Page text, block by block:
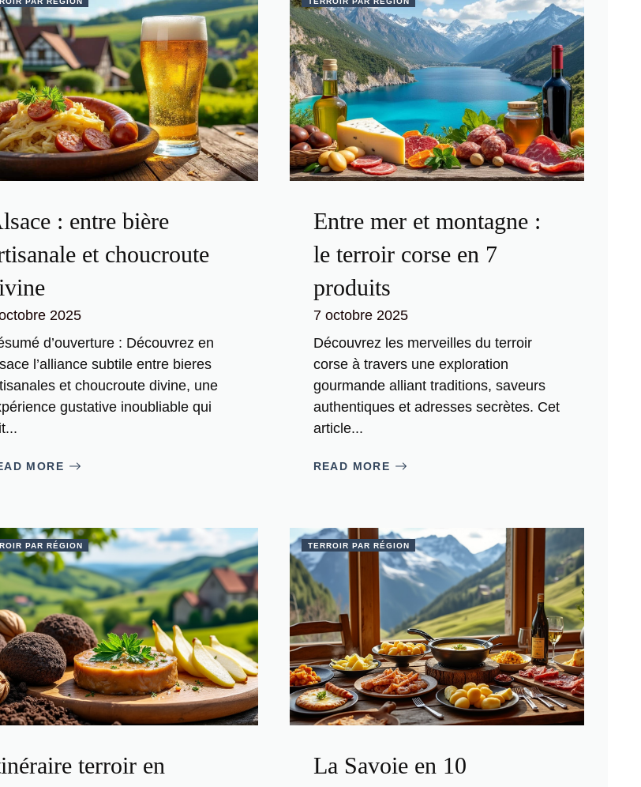
: entre bière
et choucroute
2025
d’ouverture : Découvrez en
l’alliance subtile entre bieres
et choucroute divine, une
gustative inoubliable qui
MORE
Entre mer et montagne :
le terroir corse en 7
produits
7 octobre 2025
Découvrez les merveilles du terroir
corse à travers une exploration
gourmande alliant traditions, saveurs
authentiques et adresses secrètes. Cet
article...
READ MORE
PAR RÉGION
terroir en
TERROIR PAR RÉGION
La Savoie en 10